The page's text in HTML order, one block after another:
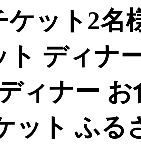
ット2名
ト ディナ
ィナー
ット ふる